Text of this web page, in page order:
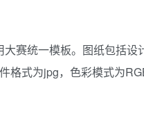
赛统一模板。图纸包括设
格式为jpg，色彩模式为